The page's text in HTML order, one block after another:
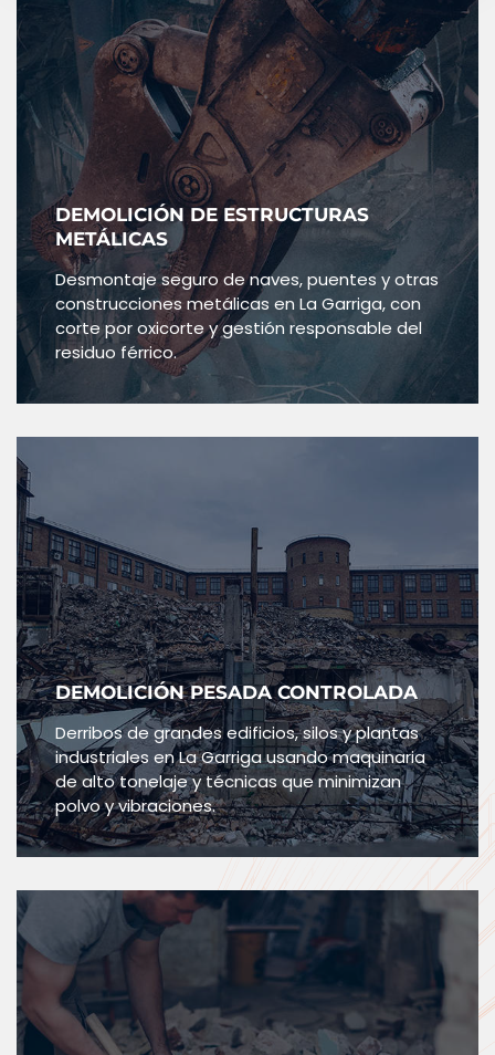
DEMOLICIÓN DE ESTRUCTURAS
METÁLICAS
Desmontaje seguro de naves, puentes y otras
construcciones metálicas en La Garriga, con
corte por oxicorte y gestión responsable del
residuo férrico.
DEMOLICIÓN PESADA CONTROLADA
Derribos de grandes edificios, silos y plantas
industriales en La Garriga usando maquinaria
de alto tonelaje y técnicas que minimizan
polvo y vibraciones.